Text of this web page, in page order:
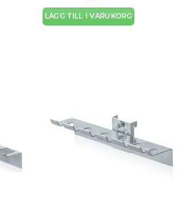
LÄGG TILL I VARUKORG